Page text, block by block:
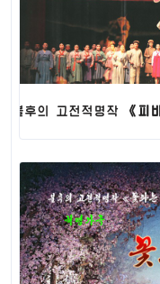
기 악
악 보
무용
교예
교예
요술
인형극
고전적명작《피바다》